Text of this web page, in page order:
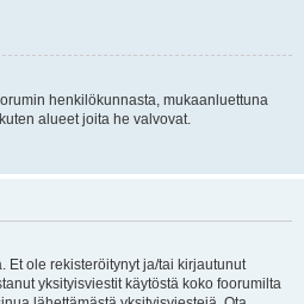
henkilökunnasta, mukaanluettuna
alueet joita he valvovat.
Et ole rekisteröitynyt ja/tai kirjautunut
yksityisviestit käytöstä koko foorumilta